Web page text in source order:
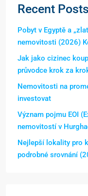
Recent Posts
Pobyt v Egyptě a
nemovitosti (2026)
Jak jako cizinec
průvodce krok za
Nemovitosti na
investovat
Význam pojmu EOI
nemovitostí v
Nejlepší lokality pro
podrobné srovnání